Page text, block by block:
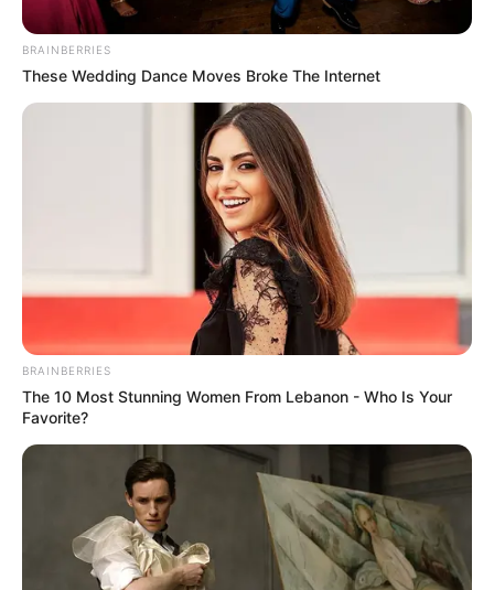
A kijelentésre Orbán Viktor is reagált, és kemény
szavakkal válaszolt Magyar Péternek.
Orbán szerint Magyar Péter „szamárságokat
Orbán Viktor a Facebookon reagált a történtekre,
BRAINBERRIES
These Wedding Dance Moves Broke The Internet
BRAINBERRIES
The 10 Most Stunning Women From Lebanon - Who Is Your
Favorite?